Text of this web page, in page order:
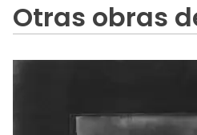
Otras obras